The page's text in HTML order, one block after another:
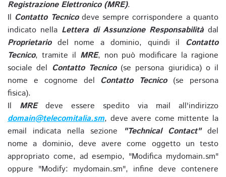
Registrazione Elettronico (MRE).
Il Contatto Tecnicodeve sempre corrispondere a quanto
indicato nella Lettera di Assunzione Responsabilitàdal
Proprietariodel nome a dominio, quindi il Contatto
Tecnico, tramite il MRE, non può modificare la ragione
sociale del Contatto Tecnico(se persona giuridica) o il
nome e cognome del Contatto Tecnico(se persona
fisica).
Il MREdeve essere spedito via mail all'indirizzo
domain@telecomitalia.sm, deve avere come mittente la
email indicata nella sezione
"Technical Contact"del
nome a dominio, deve avere come oggetto un testo
appropriato come, ad esempio, "Modifica mydomain.sm"
oppure "Modify: mydomain.sm", infine deve contenere